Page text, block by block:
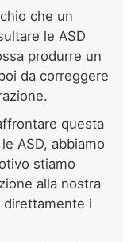
che un
le ASD
produrre un
da correggere
questa
ASD, abbiamo
stiamo
alla nostra
direttamente i